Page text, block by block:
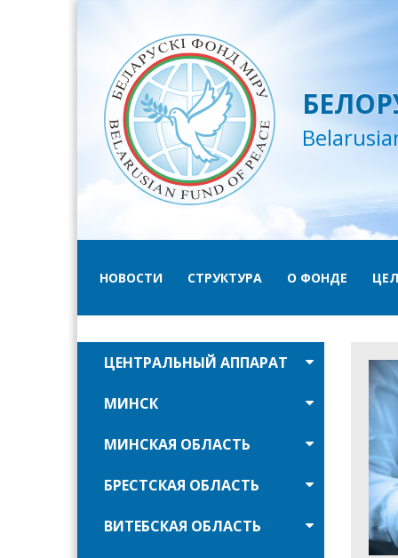
НОВОСТИ СТРУКТУРА О ФОНДЕ
ЦЕНТРАЛЬНЫЙ АППАРАТ
МИНСК
МИНСКАЯ ОБЛАСТЬ
БРЕСТСКАЯ ОБЛАСТЬ
ВИТЕБСКАЯ ОБЛАСТЬ